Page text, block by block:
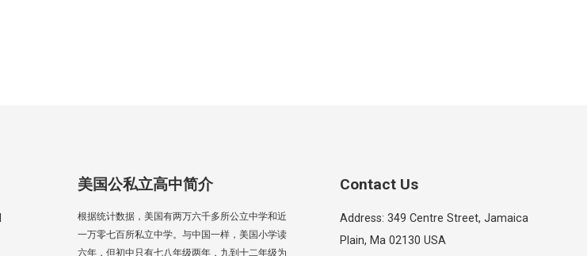
美国公私立高中简介
根据统计数据，美国有两万六千多所公立中学和近
一万零七百所私立中学。与中国一样，美国小学读
六年，但初中只有七八年级两年，九到十二年级为
Contact Us
Address: 349 Centre Street, Jamaica
Plain, Ma 02130 USA